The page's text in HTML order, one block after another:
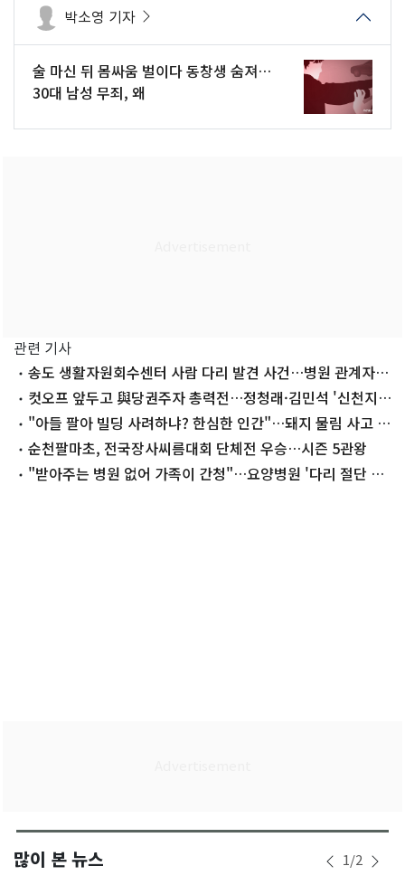
박소영 기자
술 마신 뒤 몸싸움 벌이다 동창생 숨져…
30대 남성 무죄, 왜
관련 기사
송도 생활자원회수센터 사람 다리 발견 사건…병원 관계자들
불구속 송치
컷오프 앞두고 與당권주자 총력전…정청래·김민석 '신천지
공방' 격화
"아들 팔아 빌딩 사려하냐? 한심한 인간"…돼지 물림 사고 가
족에 막말
순천팔마초, 전국장사씨름대회 단체전 우승…시즌 5관왕
"받아주는 병원 없어 가족이 간청"…요양병원 '다리 절단 사
많이 본 뉴스 1/2